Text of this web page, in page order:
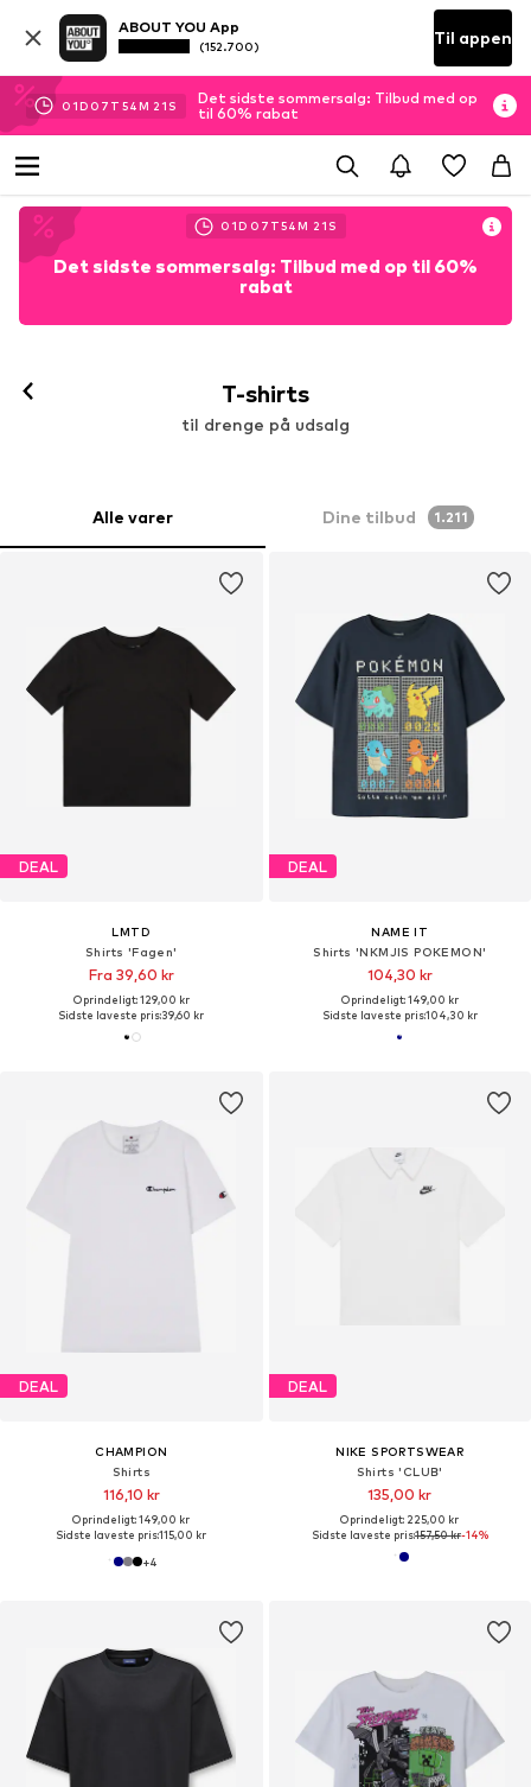
ABOUT YOU App
(152.700) Til appen
01D 07 T 54M 19 S
Det sidste sommersalg: Tilbud med op
til 60% rabat
01D 07 T54M 19 S
Det sidste sommersalg: Tilbud med op til 60%
rabat
T-shirts
til drenge på udsalg
Alle varer Dine tilbud 1.211
DEAL
LMTD
Shirts 'Fagen'
Fra 39,60 kr
Oprindeligt: 129,00 kr
Sidste laveste pris:39,60 kr
DEAL
NAME IT
Shirts 'NKMJIS POKEMON'
104,30 kr
Oprindeligt: 149,00 kr
Sidste laveste pris:104,30 kr
DEAL
CHAMPION
Shirts
116,10 kr
Oprindeligt: 149,00 kr
Sidste laveste pris:115,00 kr
+4
DEAL
NIKE SPORTSWEAR
Shirts 'CLUB'
135,00 kr
Oprindeligt: 225,00 kr
Sidste laveste pris:157,50 kr-14%